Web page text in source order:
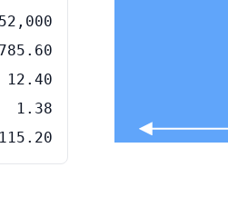
12.40
1.38
115.20